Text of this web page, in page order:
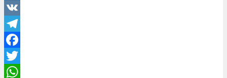
VK
Telegram
Facebook
Twitter